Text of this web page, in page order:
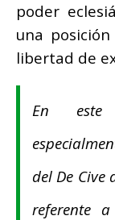
poder
una
libertad de
En este
del De Cive
referente